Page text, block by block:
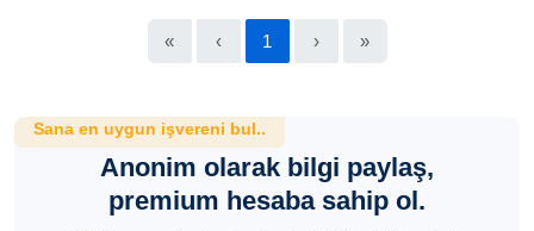
« ‹ 1 › »
Sana en uygun işvereni bul..
Anonim olarak bilgi paylaş,
premium hesaba sahip ol.